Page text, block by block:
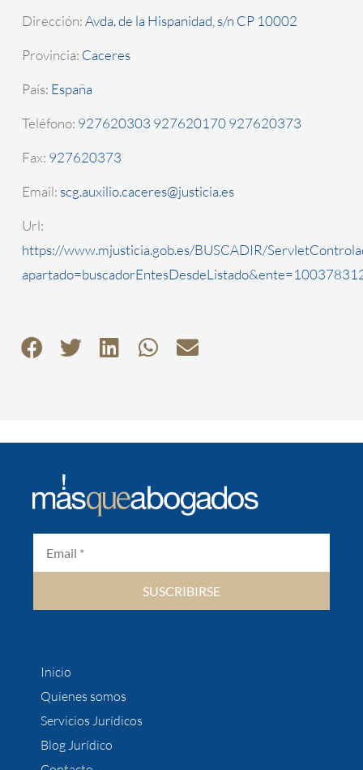
Dirección:Avda. de la Hispanidad, s/n CP 10002
Provincia: Caceres
País: España
Teléfono: 927620303 927620170 927620373
Fax: 927620373
Email: scg.auxilio.caceres@justicia.es
Url:
https://www.mjusticia.gob.es/BUSCADIR/
SUSCRIBIRSE
Inicio
Quienes somos
Servicios Jurídicos
Blog Jurídico